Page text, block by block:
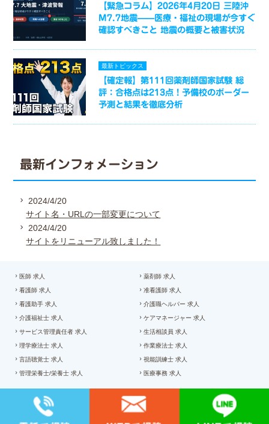
【緊急コラム】2026年4月20日 三陸沖
M7.7地震——医療・福祉の現場が今すぐ
確認すべきこと 地震の概要と被害状況
最新トピックス
【確定報】第111回薬剤師国家試験 総
評：合格点は213点！予備校のボーダー
予測と結果を徹底分析
最新インフォメーション
2024/4/20
サイト名・URLの一部変更について
2024/4/20
サイトをリニューアル致しました！
医師 求人 薬剤師 求人
看護師 求人 准看護師 求人
看護助手 求人 介護職ヘルパー 求人
介護福祉士 求人 ケアマネージャー 求人
サービス管理責任者 求人 生活相談員 求人
理学療法士 求人 作業療法士 求人
言語聴覚士 求人 視能訓練士 求人
管理栄養士/栄養士 求人 医療事務 求人